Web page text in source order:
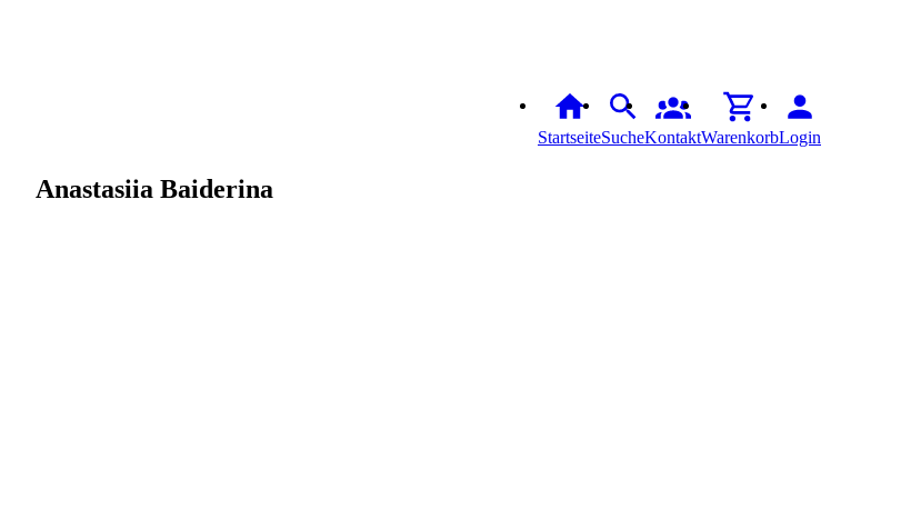
StartseiteSucheKontaktWarenkorbLogin
Anastasiia Baiderina